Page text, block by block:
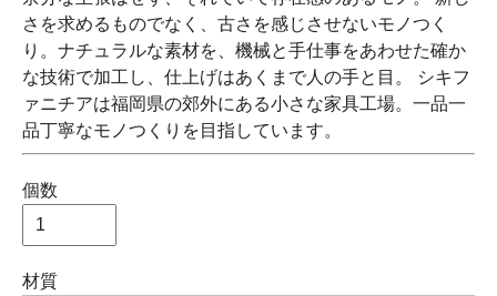
さを求めるものでなく、古さを感じさせないモノつく
り。ナチュラルな素材を、機械と手仕事をあわせた確か
な技術で加工し、仕上げはあくまで人の手と目。 シキフ
ァニチアは福岡県の郊外にある小さな家具工場。一品一
品丁寧なモノつくりを目指しています。
個数
材質